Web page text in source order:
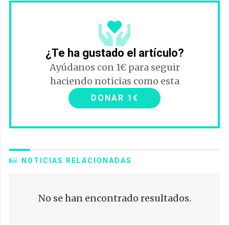
¿Te ha gustado el artículo?
Ayúdanos con 1€ para seguir
haciendo noticias como esta
DONAR 1€
NOTICIAS RELACIONADAS
No se han encontrado resultados.